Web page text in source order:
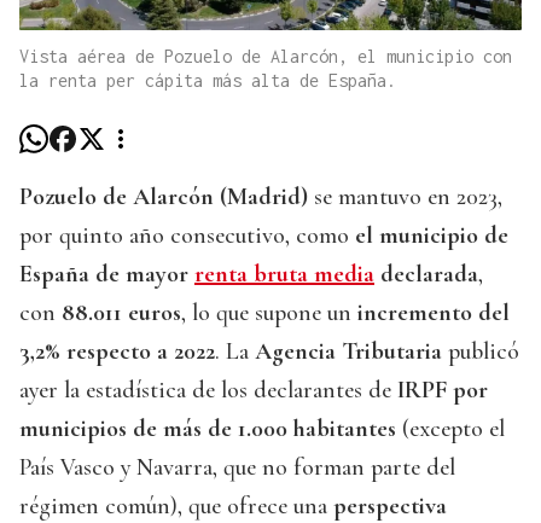
Vista aérea de Pozuelo de Alarcón, el municipio con
la renta per cápita más alta de España.
Pozuelo de Alarcón (Madrid) se mantuvo en 2023,
por quinto año consecutivo, como el municipio de
España de mayor renta bruta media declarada,
con 88.011 euros, lo que supone un incremento del
3,2% respecto a 2022. La Agencia Tributaria publicó
ayer la estadística de los declarantes de IRPF por
municipios de más de 1.000 habitantes (excepto el
País Vasco y Navarra, que no forman parte del
régimen común), que ofrece una perspectiva